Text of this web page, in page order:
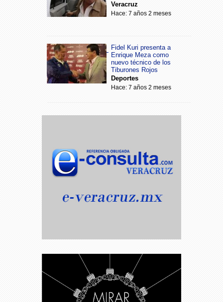
Veracruz
Hace: 7 años 2 meses
Fidel Kuri presenta a
Enrique Meza como
nuevo técnico de los
Tiburones Rojos
Deportes
Hace: 7 años 2 meses